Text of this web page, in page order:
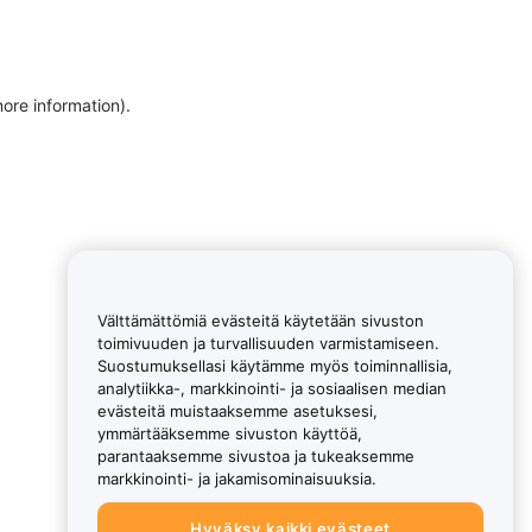
information).
Välttämättömiä evästeitä käytetään sivuston
toimivuuden ja turvallisuuden varmistamiseen.
Suostumuksellasi käytämme myös toiminnallisia,
analytiikka-, markkinointi- ja sosiaalisen median
evästeitä muistaaksemme asetuksesi,
ymmärtääksemme sivuston käyttöä,
parantaaksemme sivustoa ja tukeaksemme
markkinointi- ja jakamisominaisuuksia.